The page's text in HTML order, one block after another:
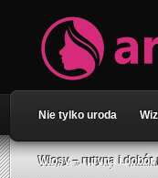
Nie tylko uroda
Włosy – rutyna i
Home»Włosy –